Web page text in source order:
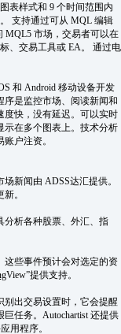
表样式和 9 个时间范围内
支持通过可从 MQL 编辑
MQL5 市场，交易者可以在
、交易工具或 EA。 通过电
和 Android 移动设备开发
序是监控市场、阅读新闻和
度快，没​​有延迟。可以实时
示在多个图表上。技术分析
户注资。
新闻由 ADSS达汇提供。
。
分析各种股票、外汇、指
这些事件预计会对选定的资
View”提供支持。
出交易设置时，它会提醒
任务。Autochartist 还提供
用程序。